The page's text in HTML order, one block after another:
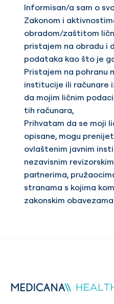
Informisan/a sam o
Zakonom i
obradom/zaštitom
pristajem na obradu i
podataka kao što je
Pristajem na pohranu
institucije ili računare
da mojim ličnim
tih računara,
Prihvatam da se moji
opisane, mogu
ovlaštenim javnim
nezavisnim
partnerima,
stranama s kojima
zakonskim